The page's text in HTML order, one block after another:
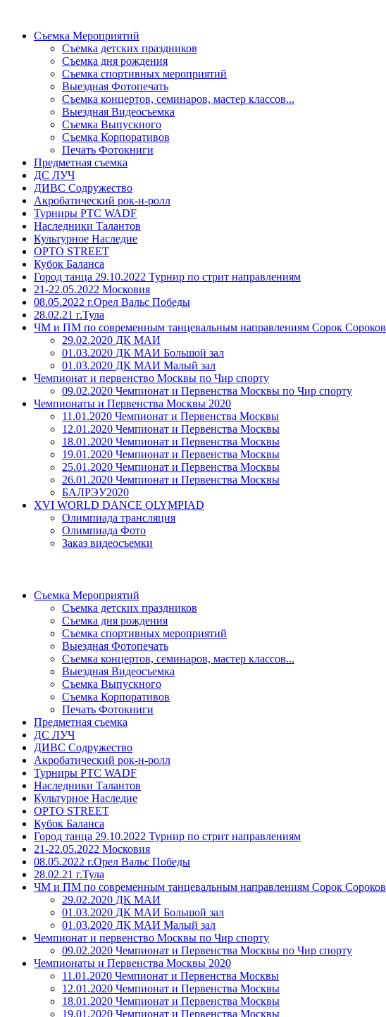
Съемка Мероприятий
Съемка детских праздников
Съемка дня рождения
Съемка спортивных мероприятий
Выездная Фотопечать
Съемка концертов, семинаров, мастер классов...
Выездная Видеосъемка
Съемка Выпускного
Съемка Корпоративов
Печать Фотокниги
Предметная съемка
ДС ЛУЧ
ДИВС Содружество
Акробатический рок-н-ролл
Турниры РТС WADF
Наследники Талантов
Культурное Наследие
OPTO STREET
Кубок Баланса
Город танца 29.10.2022 Турнир по стрит направлениям
21-22.05.2022 Московия
08.05.2022 г.Орел Вальс Победы
28.02.21 г.Тула
ЧМ и ПМ по современным танцевальным направлениям Сорок Сороков
29.02.2020 ДК МАИ
01.03.2020 ДК МАИ Большой зал
01.03.2020 ДК МАИ Малый зал
Чемпионат и первенство Москвы по Чир спорту
09.02.2020 Чемпионат и Первенства Москвы по Чир спорту
Чемпионаты и Первенства Москвы 2020
11.01.2020 Чемпионат и Первенства Москвы
12.01.2020 Чемпионат и Первенства Москвы
18.01.2020 Чемпионат и Первенства Москвы
19.01.2020 Чемпионат и Первенства Москвы
25.01.2020 Чемпионат и Первенства Москвы
26.01.2020 Чемпионат и Первенства Москвы
БАЛРЭУ2020
XVI WORLD DANCE OLYMPIAD
Олимпиада трансляция
Олимпиада Фото
Заказ видеосъемки
Съемка Мероприятий
Съемка детских праздников
Съемка дня рождения
Съемка спортивных мероприятий
Выездная Фотопечать
Съемка концертов, семинаров, мастер классов...
Выездная Видеосъемка
Съемка Выпускного
Съемка Корпоративов
Печать Фотокниги
Предметная съемка
ДС ЛУЧ
ДИВС Содружество
Акробатический рок-н-ролл
Турниры РТС WADF
Наследники Талантов
Культурное Наследие
OPTO STREET
Кубок Баланса
Город танца 29.10.2022 Турнир по стрит направлениям
21-22.05.2022 Московия
08.05.2022 г.Орел Вальс Победы
28.02.21 г.Тула
ЧМ и ПМ по современным танцевальным направлениям Сорок Сороков
29.02.2020 ДК МАИ
01.03.2020 ДК МАИ Большой зал
01.03.2020 ДК МАИ Малый зал
Чемпионат и первенство Москвы по Чир спорту
09.02.2020 Чемпионат и Первенства Москвы по Чир спорту
Чемпионаты и Первенства Москвы 2020
11.01.2020 Чемпионат и Первенства Москвы
12.01.2020 Чемпионат и Первенства Москвы
18.01.2020 Чемпионат и Первенства Москвы
19.01.2020 Чемпионат и Первенства Москвы